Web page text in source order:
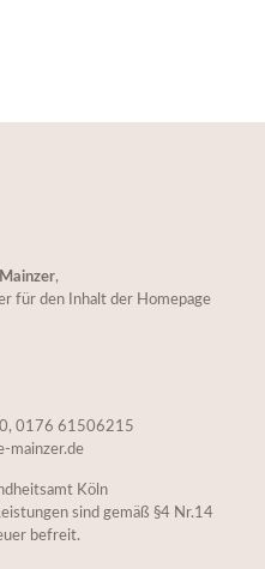
,
für den Inhalt der Homepage
0176 61506215
mainzer.de
Köln
sind gemäß §4 Nr.14
befreit.